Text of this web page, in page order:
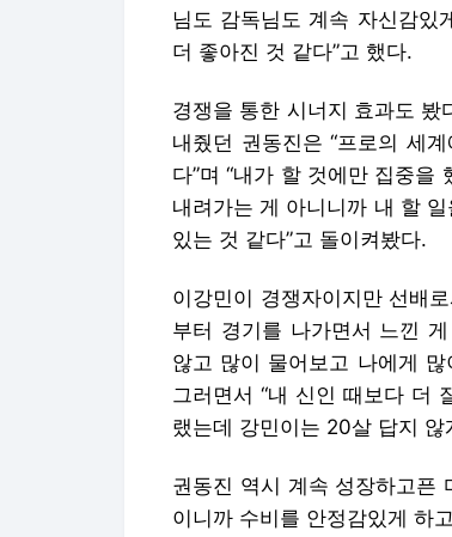
님도 감독님도 계속 자신감있
더 좋아진 것 같다”고 했다.
경쟁을 통한 시너지 효과도
내줬던 권동진은 “프로의 세
다”며 “내가 할 것에만 집중
내려가는 게 아니니까 내 할
있는 것 같다”고 돌이켜봤다.
이강민이 경쟁자이지만 선배
부터 경기를 나가면서 느낀
않고 많이 물어보고 나에게
그러면서 “내 신인 때보다 더
랬는데 강민이는 20살 답지
권동진 역시 계속 성장하고픈
이니까 수비를 안정감있게 하